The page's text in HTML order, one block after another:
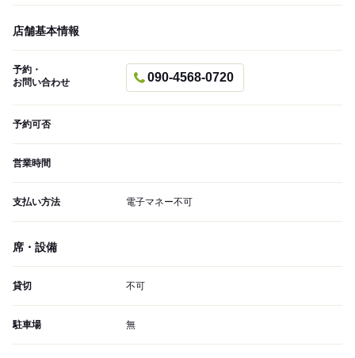
店舗基本情報
予約・
お問い合わせ
090-4568-0720
予約可否
営業時間
支払い方法 電子マネー不可
席・設備
貸切 不可
駐車場 無